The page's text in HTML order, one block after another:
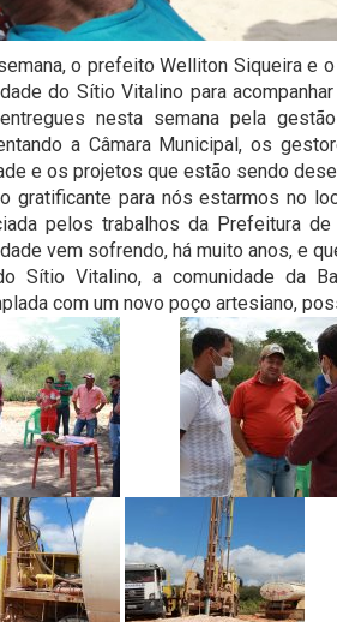
o prefeito Welliton Siqueira e
do Sítio Vitalino para
nesta semana pela
a Câmara Municipal, os
e os projetos que estão sendo
gratificante para nós estarmos no
pelos trabalhos da Prefeitura
vem sofrendo, há muito anos, e
Sítio Vitalino, a comunidade da
com um novo poço artesiano,